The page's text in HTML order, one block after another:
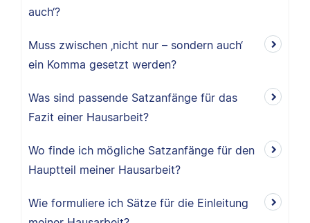
auch‘?
Muss zwischen ‚nicht nur – sondern auch‘
ein Komma gesetzt werden?
Was sind passende Satzanfänge für das
Fazit einer Hausarbeit?
Wo finde ich mögliche Satzanfänge für den
Hauptteil meiner Hausarbeit?
Wie formuliere ich Sätze für die Einleitung